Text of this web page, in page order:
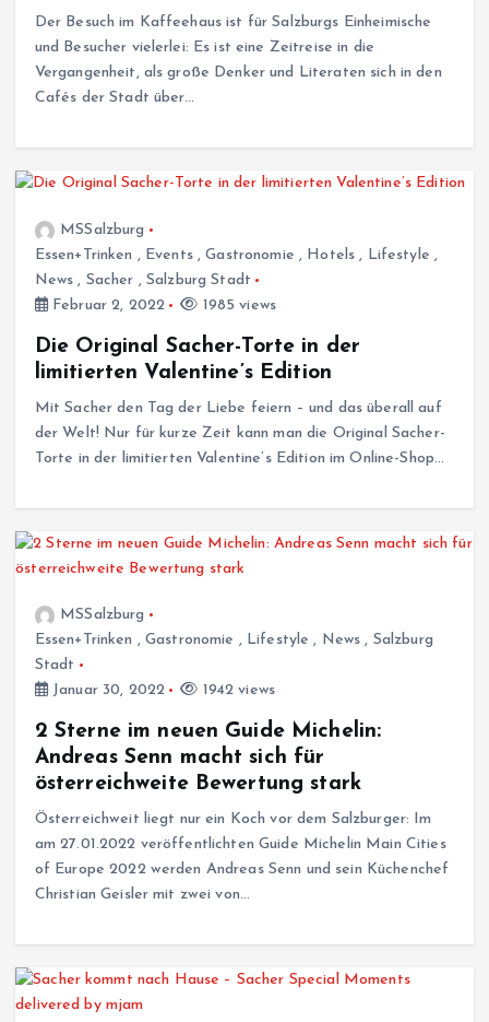
Der Besuch im Kaffeehaus ist für Salzburgs Einheimische
und Besucher vielerlei: Es ist eine Zeitreise in die
Vergangenheit, als große Denker und Literaten sich in den
Cafés der Stadt über…
MSSalzburg
Essen+Trinken , Events,Gastronomie , Hotels , Lifestyle ,
News , Sacher , Salzburg Stadt
Februar 2, 2022
1985 views
Die Original Sacher-Torte in der
limitierten Valentine’s Edition
Mit Sacher den Tag der Liebe feiern – und das überall auf
der Welt! Nur für kurze Zeit kann man die Original Sacher-
Torte in der limitierten Valentine’s Edition im Online-Shop…
MSSalzburg
Essen+Trinken , Gastronomie , Lifestyle , News , Salzburg
Stadt
Januar 30, 2022
1942 views
2 Sterne im neuen Guide Michelin:
Andreas Senn macht sich für
österreichweite Bewertung stark
Österreichweit liegt nur ein Koch vor dem Salzburger: Im
am 27.01.2022 veröffentlichten Guide Michelin Main Cities
of Europe 2022 werden Andreas Senn und sein Küchenchef
Christian Geisler mit zwei von…